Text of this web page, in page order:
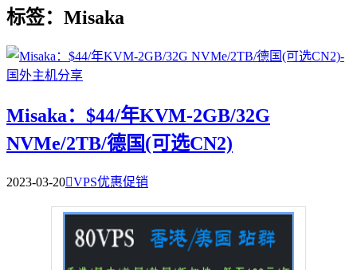
标签：Misaka
Misaka：$44/年KVM-2GB/32G
NVMe/2TB/德国(可选CN2)
2023-03-20VPS优惠促销